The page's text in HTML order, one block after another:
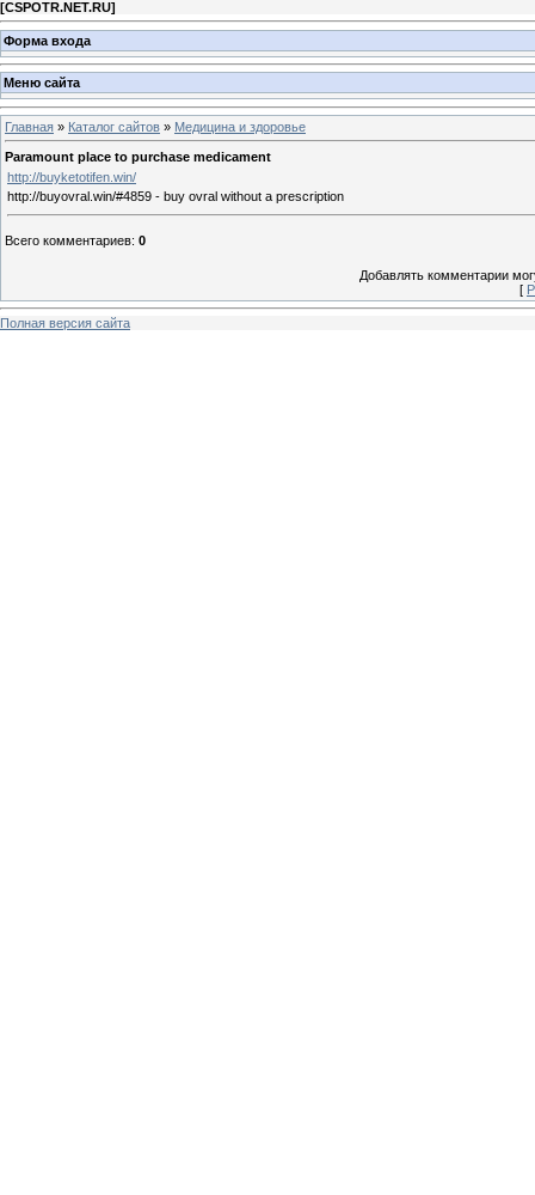
[CSPOTR.NET.RU]
Форма входа
Меню сайта
Главная » Каталог сайтов » Медицина и здоровье
Paramount place to purchase medicament
http://buyketotifen.win/
http://buyovral.win/#4859 - buy ovral without a prescription
Всего комментариев: 0
Добавлять комментарии
[
Полная версия сайта